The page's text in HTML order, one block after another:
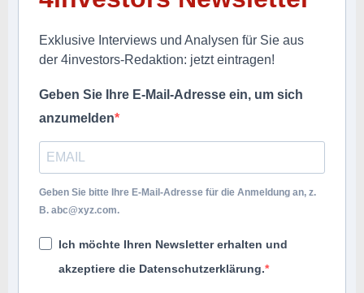
Exklusive Interviews und Analysen für Sie aus
der 4investors-Redaktion: jetzt eintragen!
Geben Sie Ihre E-Mail-Adresse ein, um sich
anzumelden
Geben Sie bitte Ihre E-Mail-Adresse für die Anmeldung an, z.
B. abc@xyz.com.
Ich möchte Ihren Newsletter erhalten und
akzeptiere die Datenschutzerklärung.